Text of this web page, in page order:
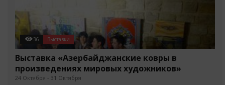
36 Выставки
Выставка «Азербайджанские ковры в
произведениях мировых художников»
24 Октября - 31 Октября